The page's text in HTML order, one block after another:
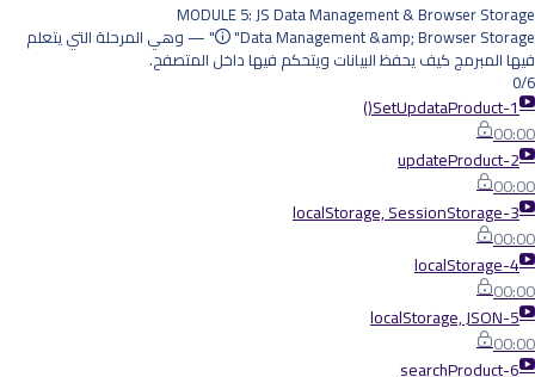
MODULE 5: JS Data Management & Browser Storage
"Data Management &amp; Browser Storage" — وهي المرحلة التي يتعلم
فيها المبرمج كيف يحفظ البيانات ويتحكم فيها داخل المتصفح.
0/6
1-SetUpdataProduct()
00:00
2-updateProduct
00:00
3-localStorage, SessionStorage
00:00
4-localStorage
00:00
5-localStorage, JSON
00:00
6-searchProduct